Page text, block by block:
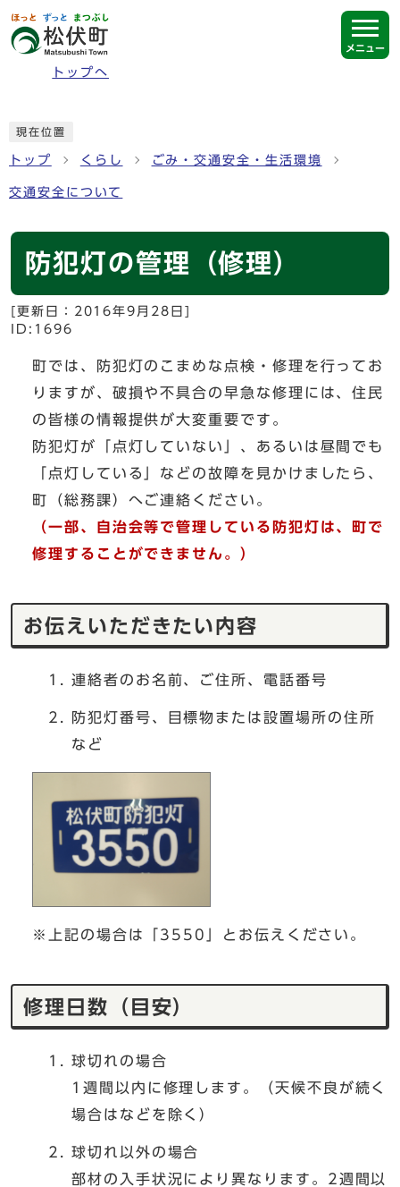
ページの先頭です
トップへ
メニュー
現在位置
トップ くらし ごみ・交通安全・生活環境
交通安全について
防犯灯の管理（修理）
[更新日： 2016年9月28日
ID:1696
町では、防犯灯のこまめな点検・修理を行ってお
りますが、破損や不具合の早急な修理には、住民
の皆様の情報提供が大変重要です。
防犯灯が「点灯していない」、あるいは昼間でも
「点灯している」などの故障を見かけましたら、
町（総務課）へご連絡ください。
（一部、自治会等で管理している防犯灯は、町で
修理することができません。）
お伝えいただきたい内容
連絡者のお名前、ご住所、電話番号
防犯灯番号、目標物または設置場所の住所
など
※上記の場合は「3550」とお伝えください。
修理日数（目安）
球切れの場合
1週間以内に修理します。（天候不良が続く
場合はなどを除く）
球切れ以外の場合
部材の入手状況により異なります。2週間以